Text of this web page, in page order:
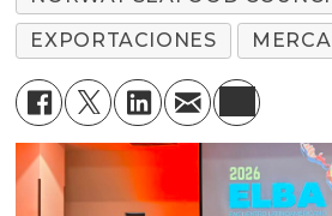
EXPORTACIONES